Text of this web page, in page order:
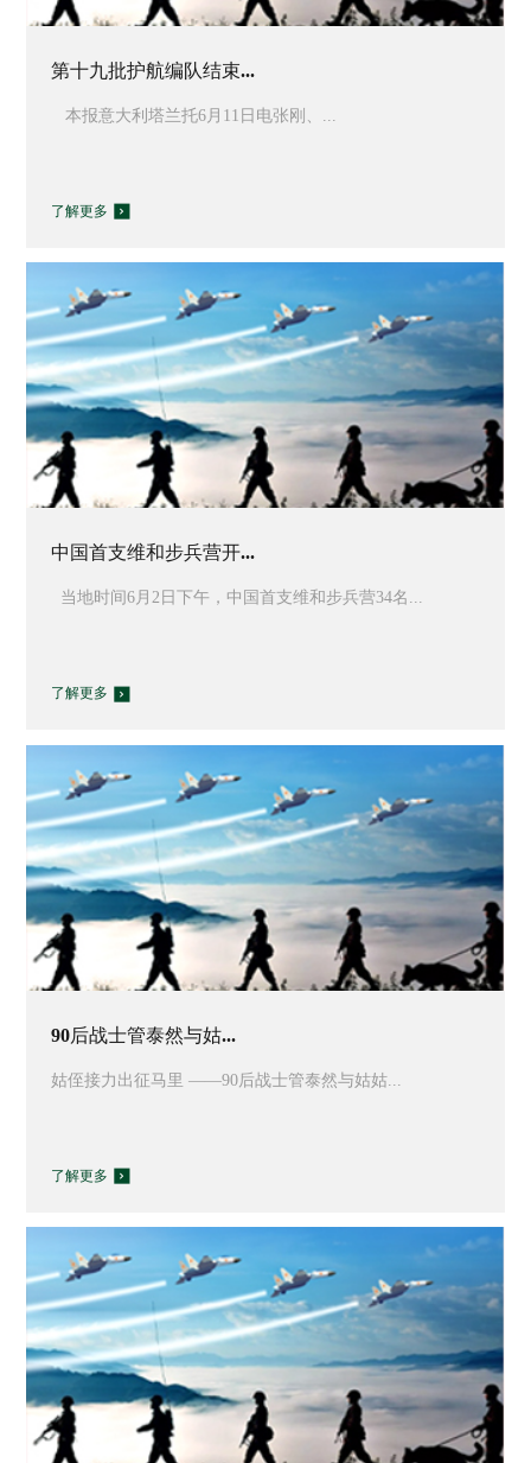
第十九批护航编队结束...
本报意大利塔兰托6月11日电张刚、...
了解更多
中国首支维和步兵营开...
当地时间6月2日下午，中国首支维和步兵营34名...
了解更多
90后战士管泰然与姑...
姑侄接力出征马里 ——90后战士管泰然与姑姑...
了解更多